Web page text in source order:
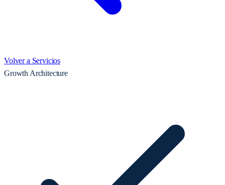
Volver a Servicios
Growth Architecture